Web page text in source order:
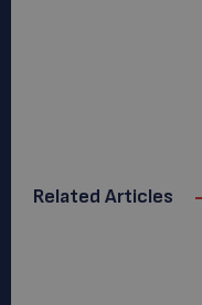
Related Articles